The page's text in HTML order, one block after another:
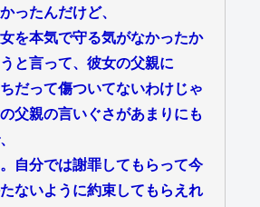
ったんだけど、
を本気で守る気がなかったか
と言って、彼女の父親に
だって傷ついてないわけじゃ
父親の言いぐさがあまりにも
自分では謝罪してもらって今
ないように約束してもらえれ